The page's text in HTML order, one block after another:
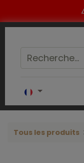
Un
Tous les produits